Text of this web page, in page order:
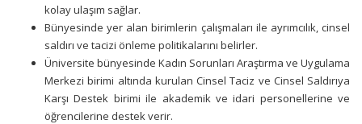
kolay ulaşım sağlar.
Bünyesinde yer alan birimlerin çalışmaları ile ayrımcılık, cinsel
saldırı ve tacizi önleme politikalarını belirler.
Üniversite bünyesinde Kadın Sorunları Araştırma ve Uygulama
Merkezi birimi altında kurulan Cinsel Taciz ve Cinsel Saldırıya
Karşı Destek birimi ile akademik ve idari personellerine ve
öğrencilerine destek verir.